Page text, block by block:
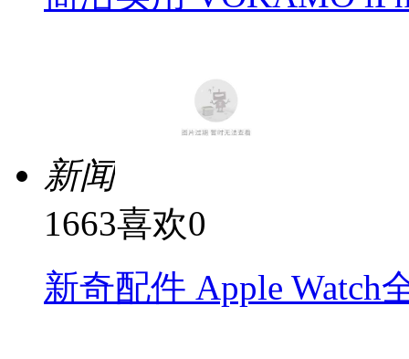
新闻
1663喜欢0
新奇配件 Apple Watch